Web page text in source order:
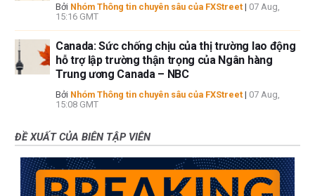
Bởi Nhóm Thông tin chuyên sâu của FXStreet | 07 Aug,
15:16 GMT
Canada: Sức chống chịu của thị trường lao động
hỗ trợ lập trường thận trọng của Ngân hàng
Trung ương Canada – NBC
Bởi Nhóm Thông tin chuyên sâu của FXStreet | 07 Aug,
15:08 GMT
ĐỀ XUẤT CỦA BIÊN TẬP VIÊN